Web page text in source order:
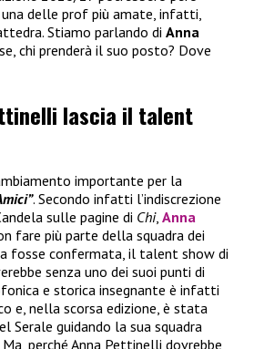
una delle prof più amate, infatti,
Stiamo parlando di Anna
chi prenderà il suo posto? Dove
lascia il talent
importante per la
. Secondo infatti l’indiscrezione
sulle pagine di Chi, Anna
fare più parte della squadra dei
fosse confermata, il talent show di
senza uno dei suoi punti di
e storica insegnante è infatti
e, nella scorsa edizione, è stata
Serale guidando la sua squadra
perché Anna Pettinelli dovrebbe